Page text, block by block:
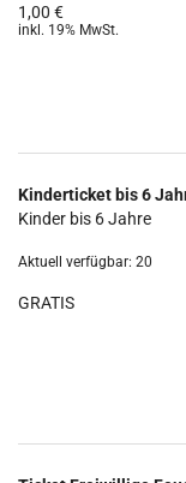
1,00 €
inkl. 19% MwSt.
Kinderticket bis 6
Kinder bis 6 Jahre
Aktuell verfügbar: 20
GRATIS